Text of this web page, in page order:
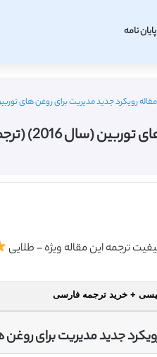
پایان نامه
رویکرد جدید مدیریت برای روغن های توربین (سال 2016) (ترجمه
(ترجمه ویژه – طلایی
+ خرید ترجمه فارسی
جدید مدیریت برای